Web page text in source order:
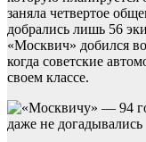
заняла четвертое
добрались лишь 56
«Москвич» добился
когда советские
своем классе.